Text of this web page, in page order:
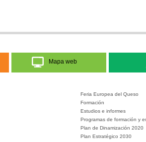
Mapa web
Feria Europea del Queso
Formación
Estudios e informes
Programas de formación y
Plan de Dinamización 2020
Plan Estratégico 2030